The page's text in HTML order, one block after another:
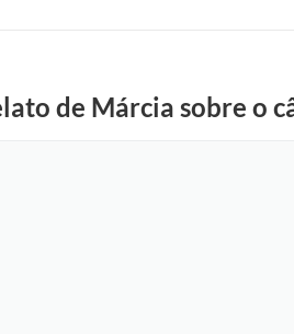
de Márcia sobre o